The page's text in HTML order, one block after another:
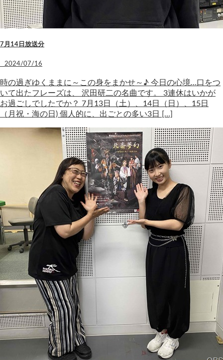
7月14日放送分
2024/07/16
時の過ぎゆくままに～この身をまかせ～♪ 今日の心境…口をつ
いて出たフレーズは、 沢田研二の名曲です。 3連休はいかが
お過ごしでしたでか？ 7月13日（土）、14日（日）、15日
（月祝・海の日) 個人的に、出ごとの多い3日 […]